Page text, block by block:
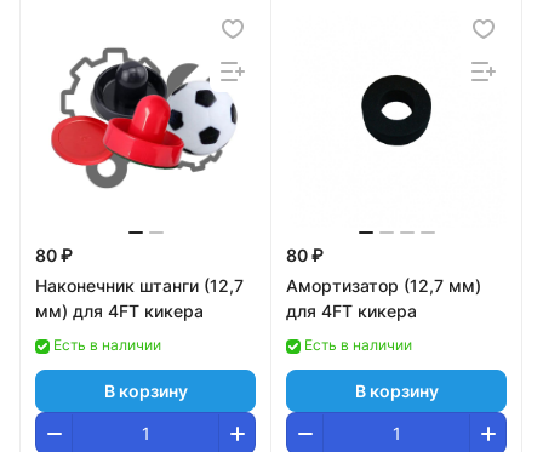
80 ₽
Наконечник штанги (12,7
мм) для 4FT кикера
Есть в наличии
В корзину
80 ₽
Амортизатор (12,7 мм)
для 4FT кикера
Есть в наличии
В корзину